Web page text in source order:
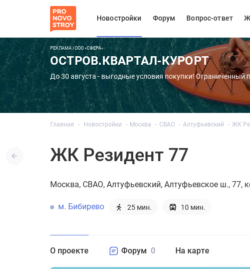
Новостройки Форум Вопрос-ответ
РЕКЛАМА | ООО «СФЕРА»
ОСТРОВ.КВАРТАЛ-КУРОРТ
До 30 августа - выгодные условия покупки! Ограниченный
Главная Новостройки Москва СВАО Алтуфьевский ЖК
ЖК Резидент 77
Москва СВАО Алтуфьевский Алтуфьевское ш., 77,
м. Бибирево 25 мин. 10 мин.
О проекте Форум 0 На карте